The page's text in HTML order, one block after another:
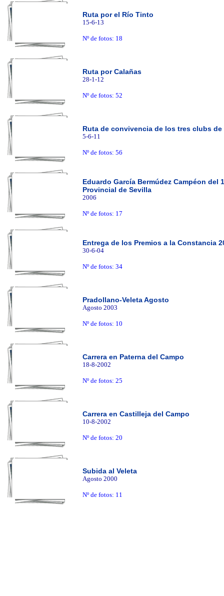
Ruta por el Río Tinto
15-6-13
Nº de fotos: 18
Ruta por Calañas
28-1-12
Nº de fotos: 52
Ruta de convivencia de los tres clubs de
5-6-11
Nº de fotos: 56
Eduardo García Bermúdez Campéon del
Provincial de Sevilla
2006
Nº de fotos: 17
Entrega de los Premios a la Constancia
30-6-04
Nº de fotos: 34
Pradollano-Veleta Agosto
Agosto 2003
Nº de fotos: 10
Carrera en Paterna del Campo
18-8-2002
Nº de fotos: 25
Carrera en Castilleja del Campo
10-8-2002
Nº de fotos: 20
Subida al Veleta
Agosto 2000
Nº de fotos: 11